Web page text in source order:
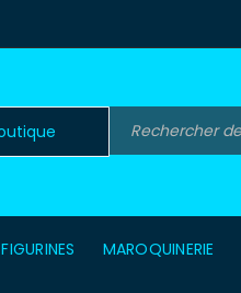
FIGURINES MAROQUINERIE